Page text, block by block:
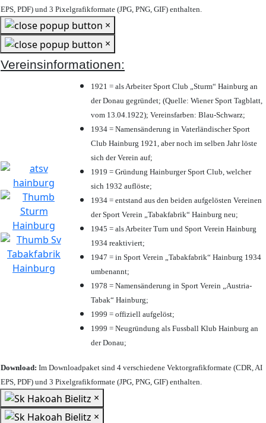
EPS, PDF) und 3 Pixelgrafikformate (JPG, PNG, GIF) enthalten.
×
×
Vereinsinformationen:
1921 = als Arbeiter Sport Club „Sturm“ Hainburg an
der Donau gegründet; (Quelle: Wiener Sport Tagblatt,
vom 13.04.1922); Vereinsfarben: Blau-Schwarz;
1934 = Namensänderung in Vaterländischer Sport
Club Hainburg 1921, aber noch im selben Jahr löste
sich der Verein auf;
1919 = Gründung Hainburger Sport Club, welcher
sich 1932 auflöste;
1934 = entstand aus den beiden aufgelösten Vereinen
der Sport Verein „Tabakfabrik“ Hainburg neu;
1945 = als Arbeiter Turn und Sport Verein Hainburg
1934 reaktiviert;
1947 = in Sport Verein „Tabakfabrik“ Hainburg 1934
umbenannt;
1978 = Namensänderung in Sport Verein „Austria-
Tabak“ Hainburg;
1999 = offiziell aufgelöst;
1999 = Neugründung als Fussball Klub Hainburg an
der Donau;
Download: Im Downloadpaket sind 4 verschiedene Vektorgrafikformate (CDR, AI
EPS, PDF) und 3 Pixelgrafikformate (JPG, PNG, GIF) enthalten.
×
×